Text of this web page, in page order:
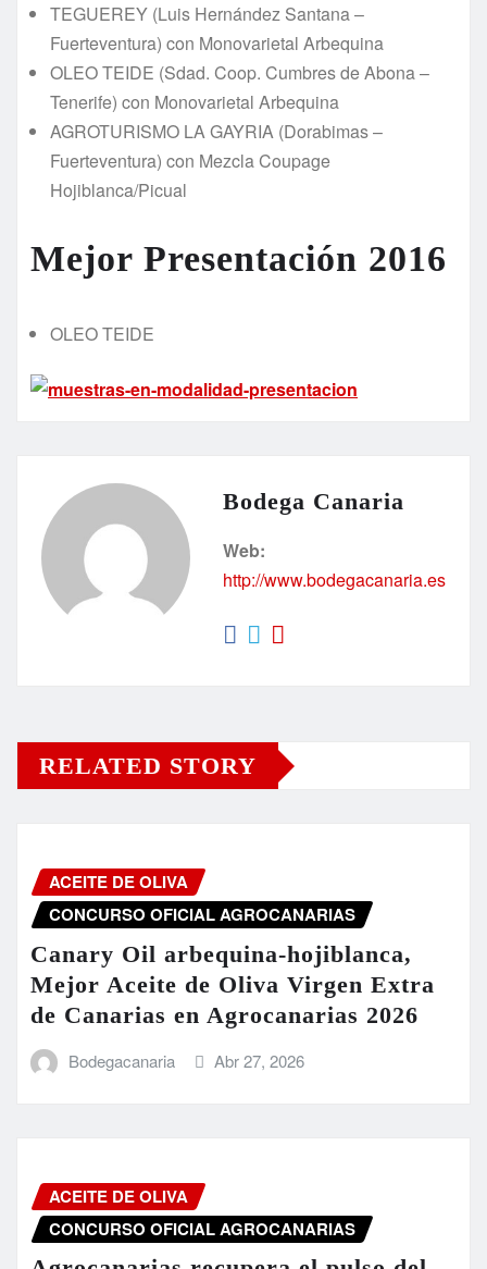
TEGUEREY (Luis Hernández Santana –
Fuerteventura) con Monovarietal Arbequina
OLEO TEIDE (Sdad. Coop. Cumbres de Abona –
Tenerife) con Monovarietal Arbequina
AGROTURISMO LA GAYRIA (Dorabimas –
Fuerteventura) con Mezcla Coupage
Hojiblanca/Picual
Mejor Presentación 2016
OLEO TEIDE
Bodega Canaria
Web:
http://www.bodegacanaria.es
RELATED STORY
ACEITE DE OLIVA
CONCURSO OFICIAL AGROCANARIAS
Canary Oil arbequina-hojiblanca,
Mejor Aceite de Oliva Virgen Extra
de Canarias en Agrocanarias 2026
Bodegacanaria Abr 27, 2026
ACEITE DE OLIVA
CONCURSO OFICIAL AGROCANARIAS